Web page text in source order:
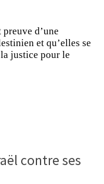
d’une
et qu’elles se
justice pour le
contre ses